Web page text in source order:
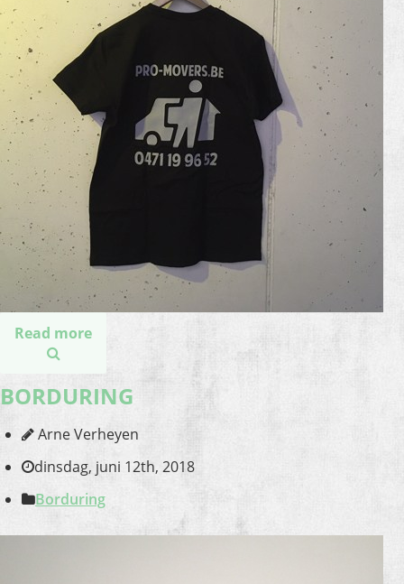
Read more
BORDURING
Arne Verheyen
dinsdag, juni 12th, 2018
Borduring